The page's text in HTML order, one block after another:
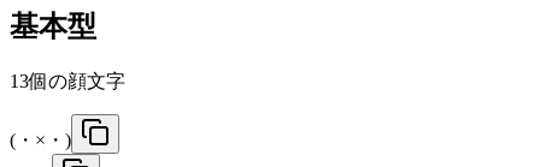
基本型
13個の顔文字
(・×・)